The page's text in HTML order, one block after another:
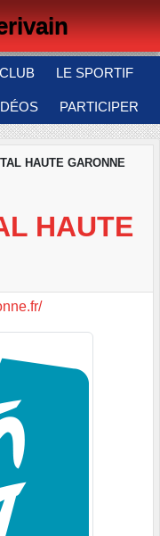
LE SPORTIF
PARTICIPER
HAUTE GARONNE
HAUTE